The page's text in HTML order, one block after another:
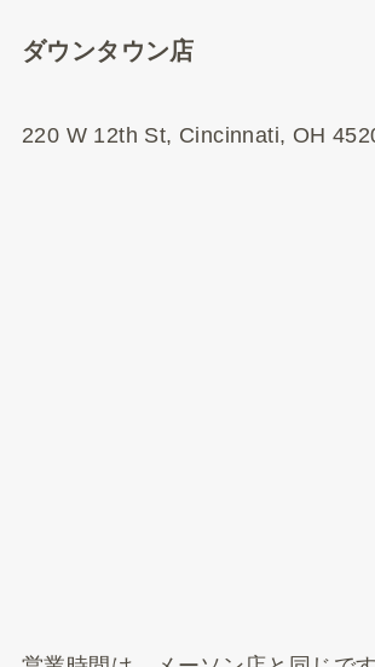
ダウンタウン店
220 W 12th St, Cincinnati, OH